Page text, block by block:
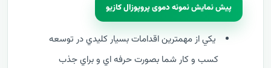
پیش نمایش نمونه دموی پروپوزال کازیو
يکي از مهمترين اقدامات بسيار کليدي در توسعه
کسب و کار شما بصورت حرفه اي و براي جذب